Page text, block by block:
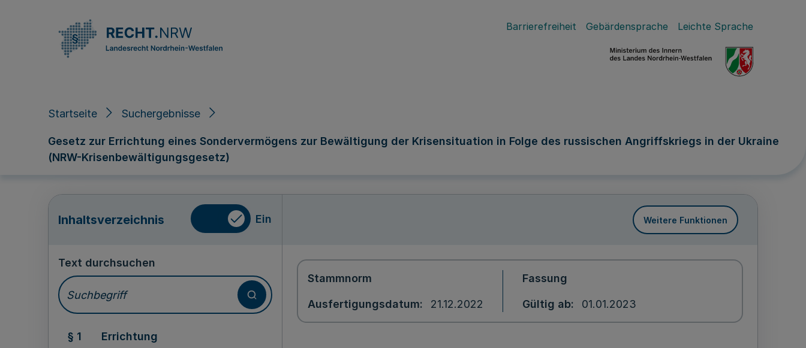
Barrierefreiheit Gebärdensprache Leichte Sprache
Startseite Suchergebnisse
Gesetz zur Errichtung eines Sondervermögens zur Bewältigung der Krisensituation in Folge des russischen Angriffskriegs in der Ukraine
(NRW-Krisenbewältigungsgesetz)
Inhaltsverzeichnis Ein Weitere Funktionen
Text durchsuchen
§ 1 Errichtung
Stammnorm
Ausfertigungsdatum 21.12.2022
Fassung
Gültig ab 01.01.2023